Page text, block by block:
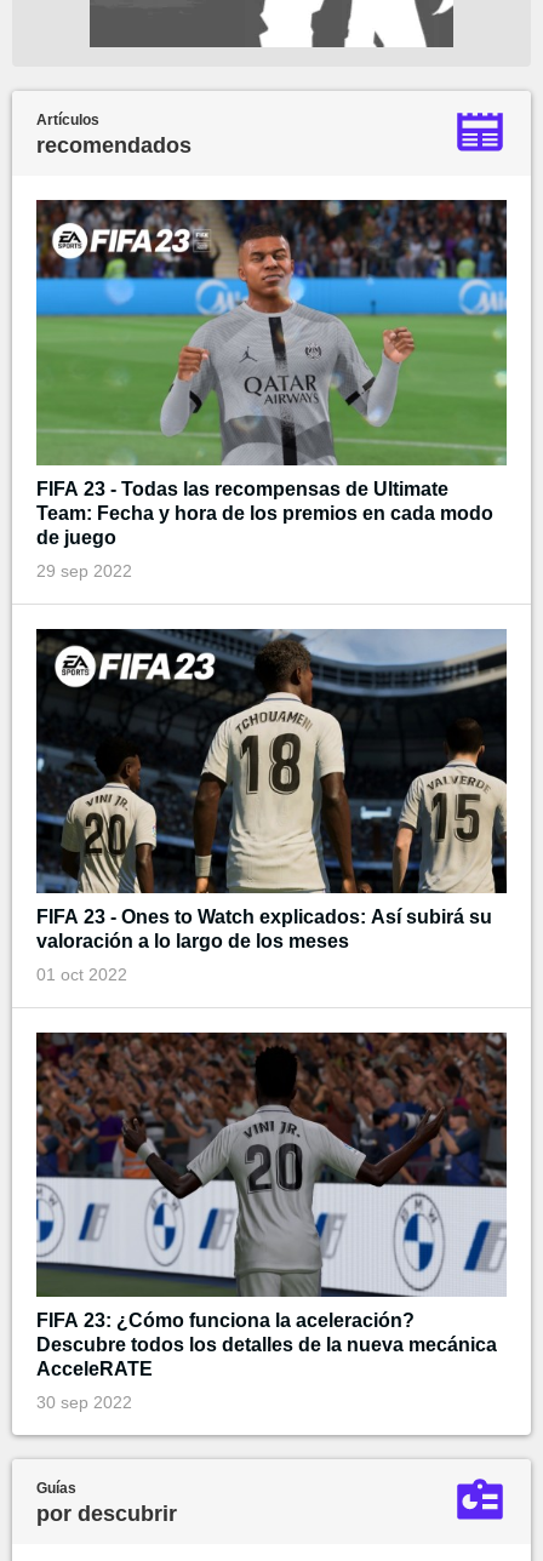
Artículos
recomendados
FIFA 23 - Todas las recompensas de Ultimate
Team: Fecha y hora de los premios en cada modo
de juego
29 sep 2022
FIFA 23 - Ones to Watch explicados: Así subirá su
valoración a lo largo de los meses
01 oct 2022
FIFA 23: ¿Cómo funciona la aceleración?
Descubre todos los detalles de la nueva mecánica
AcceleRATE
30 sep 2022
Guías
por descubrir